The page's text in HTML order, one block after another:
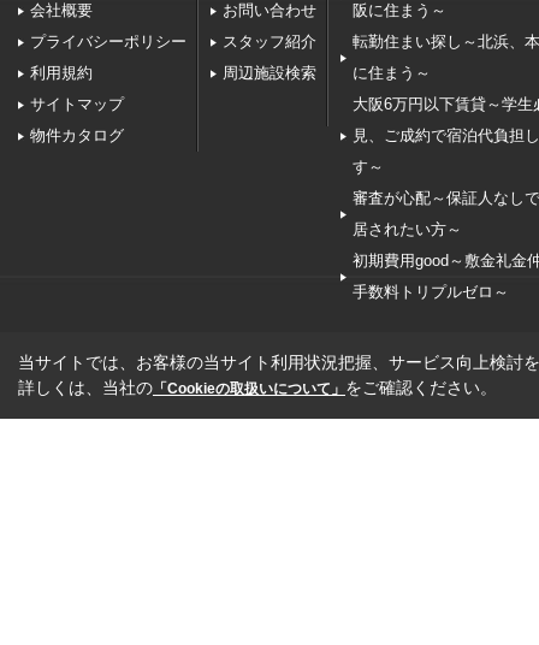
会社概要
プライバシーポリシー
利用規約
サイトマップ
物件カタログ
お問い合わせ
スタッフ紹介
周辺施設検索
阪に住まう～
転勤住まい探し～北浜、
に住まう～
大阪6万円以下賃貸～学生
見、ご成約で宿泊代負担
す～
審査が心配～保証人なし
居されたい方～
初期費用good～敷金礼金
手数料トリプルゼロ～
当サイトでは、お客様の当サイト利用状況把握、サービス向上検討
詳しくは、当社の 「Cookieの取扱いについて」 をご確認ください。